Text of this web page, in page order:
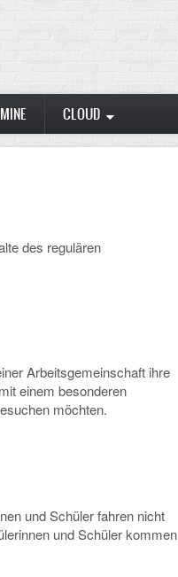
CLOUD
des regulären
Arbeitsgemeinschaft ihre
einem besonderen
möchten.
und Schüler fahren nicht
und Schüler kommen